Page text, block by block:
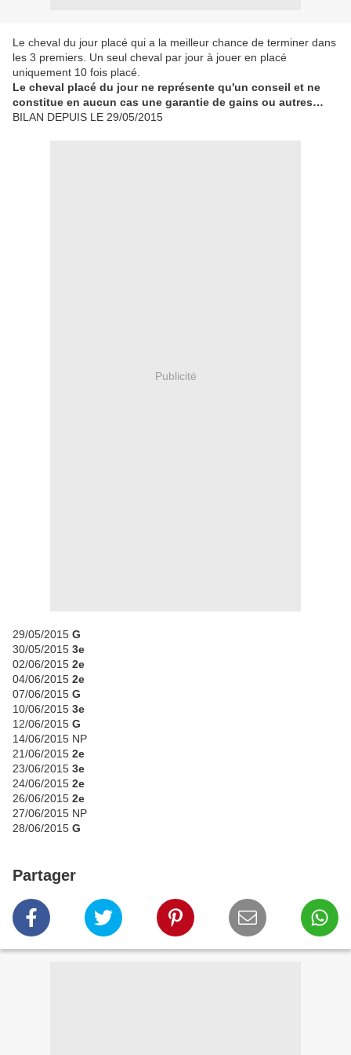
Le cheval du jour placé qui a la meilleur chance de terminer dans
les 3 premiers. Un seul cheval par jour à jouer en placé
uniquement 10 fois placé.
Le cheval placé du jour ne représente qu'un conseil et ne
constitue en aucun cas une garantie de gains ou autres…
BILAN DEPUIS LE 29/05/2015
Publicité
29/05/2015 G
30/05/2015 3e
02/06/2015 2e
04/06/2015 2e
07/06/2015 G
10/06/2015 3e
12/06/2015 G
14/06/2015 NP
21/06/2015 2e
23/06/2015 3e
24/06/2015 2e
26/06/2015 2e
27/06/2015 NP
28/06/2015 G
Partager